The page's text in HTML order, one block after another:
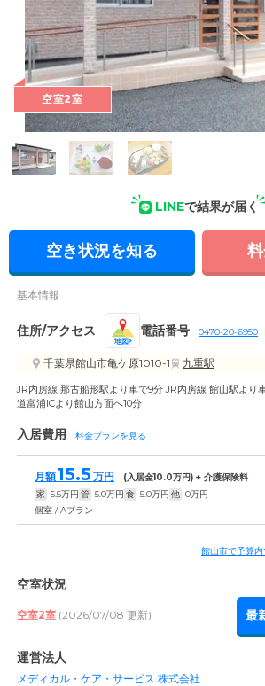
外観: 当ホームは全館バリアフリー仕様です
はスロープがあり、車いすの方も快適にお
す。
空室2室
LINEで結果が届く
空き状況を知る
基本情報
住所/アクセス
地図
電話番号 0470-20-6950
千葉県館山市亀ケ原1010-1 九重駅
JR内房線 那古船形駅より車で9分 JR内房線 館山駅より
道富浦ICより館山方面へ10分
入居費用 料金プランを見る
月額15.5 万円 (入居金10.0万円) + 介護保険料
家 5.5万円 管 5.0万円 食 5.0万円 他 0万円
個室 / Aプラン
館山市で予算
空室状況
空室2室 (2026/07/08 更新) 最
運営法人
メディカル・ケア・サービス 株式会社